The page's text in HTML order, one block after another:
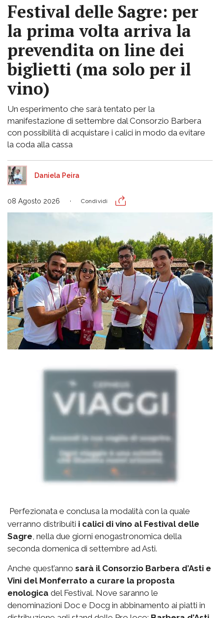
Festival delle Sagre: per
la prima volta arriva la
prevendita on line dei
biglietti (ma solo per il
vino)
Un esperimento che sarà tentato per la
manifestazione di settembre dal Consorzio Barbera
con possibilità di acquistare i calici in modo da evitare
la coda alla cassa
Daniela Peira
08 Agosto 2026 Condividi
Perfezionata e conclusa la modalità con la quale
verranno distribuiti i calici di vino al Festival delle
Sagre, nella due giorni enogastronomica della
seconda domenica di settembre ad Asti.
Anche quest’anno sarà il Consorzio Barbera d’Asti e
Vini del Monferrato a curare la proposta
enologica del Festival. Nove saranno le
denominazioni Doc e Docg in abbinamento ai piatti in